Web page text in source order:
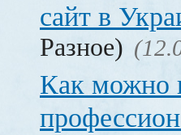
сайт в
Разное)
Как можно